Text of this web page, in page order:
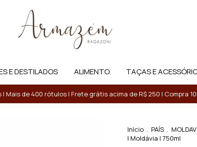
E DESTILADOS ALIMENTO TAÇAS E
Mais de 400 rótulos | Frete grátis acima de R$ 250 | Compra
Início . PAÍS .
| Moldávia | 750ml